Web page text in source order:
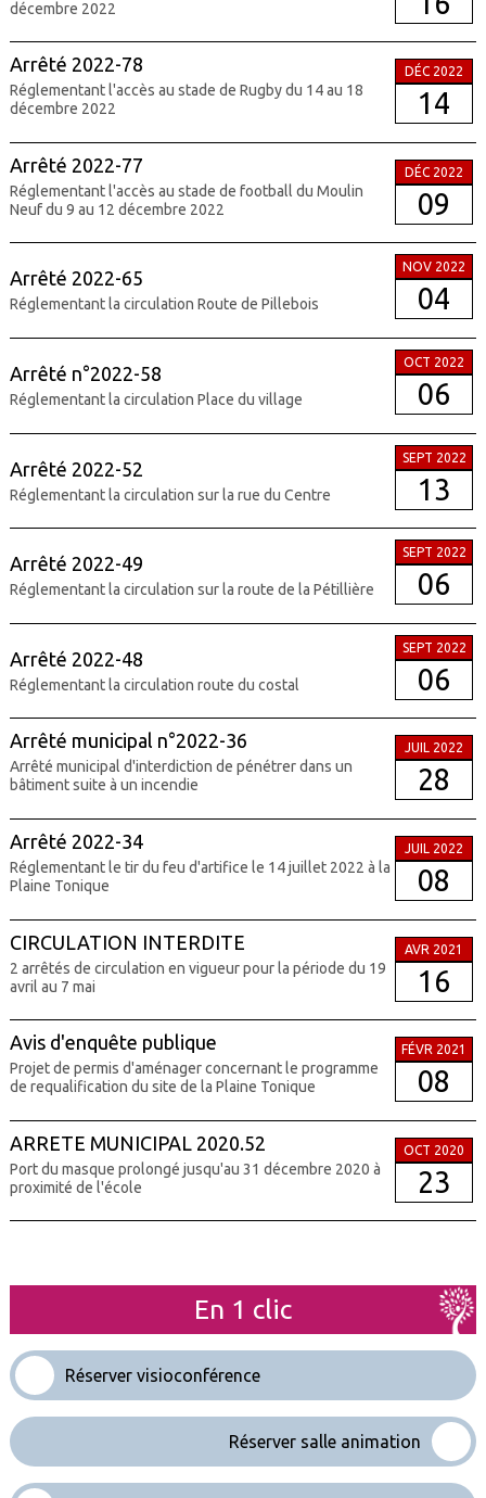
décembre 2022
Arrêté 2022-78
Réglementant l'accès au stade de Rugby du 14 au 18
décembre 2022
DÉC 2022
14
Arrêté 2022-77
Réglementant l'accès au stade de football du Moulin
Neuf du 9 au 12 décembre 2022
DÉC 2022
09
Arrêté 2022-65
Réglementant la circulation Route de Pillebois
NOV 2022
04
Arrêté n°2022-58
Réglementant la circulation Place du village
OCT 2022
06
Arrêté 2022-52
Réglementant la circulation sur la rue du Centre
SEPT 2022
13
Arrêté 2022-49
Réglementant la circulation sur la route de la Pétillière
SEPT 2022
06
Arrêté 2022-48
Réglementant la circulation route du costal
SEPT 2022
06
Arrêté municipal n°2022-36
Arrêté municipal d'interdiction de pénétrer dans un
bâtiment suite à un incendie
JUIL 2022
28
Arrêté 2022-34
Réglementant le tir du feu d'artifice le 14 juillet 2022 à la
Plaine Tonique
JUIL 2022
08
CIRCULATION INTERDITE
2 arrêtés de circulation en vigueur pour la période du 19
avril au 7 mai
AVR 2021
16
Avis d'enquête publique
Projet de permis d'aménager concernant le programme
de requalification du site de la Plaine Tonique
FÉVR 2021
08
ARRETE MUNICIPAL 2020.52
Port du masque prolongé jusqu'au 31 décembre 2020 à
proximité de l'école
OCT 2020
23
En 1 clic
Réserver visioconférence
Réserver salle animation